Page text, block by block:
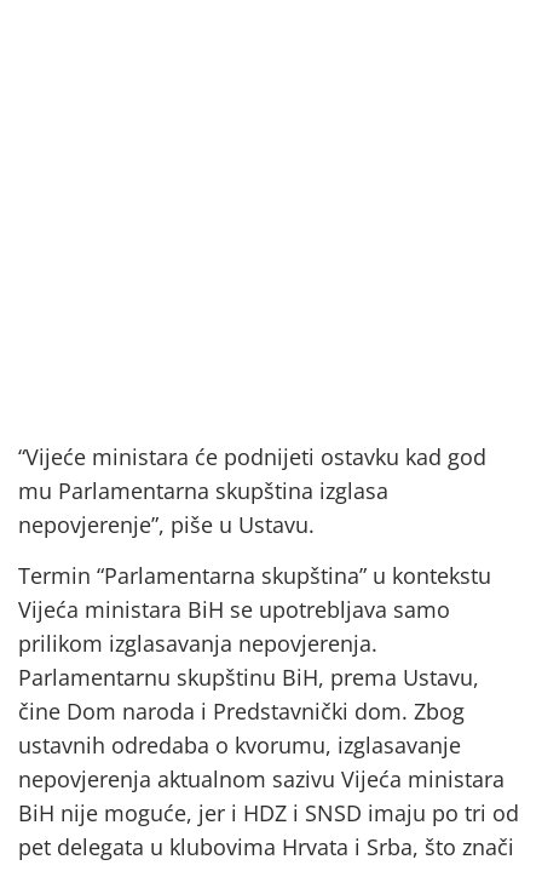
“Vijeće ministara će podnijeti ostavku kad god
mu Parlamentarna skupština izglasa
nepovjerenje”, piše u Ustavu.
Termin “Parlamentarna skupština” u kontekstu
Vijeća ministara BiH se upotrebljava samo
prilikom izglasavanja nepovjerenja.
Parlamentarnu skupštinu BiH, prema Ustavu,
čine Dom naroda i Predstavnički dom. Zbog
ustavnih odredaba o kvorumu, izglasavanje
nepovjerenja aktualnom sazivu Vijeća ministara
BiH nije moguće, jer i HDZ i SNSD imaju po tri od
pet delegata u klubovima Hrvata i Srba, što znači